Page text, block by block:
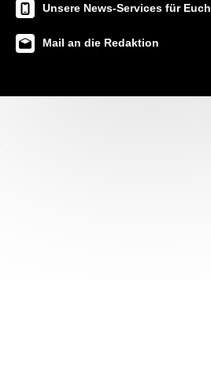
Unsere News-Services für Euch
Mail an die Redaktion